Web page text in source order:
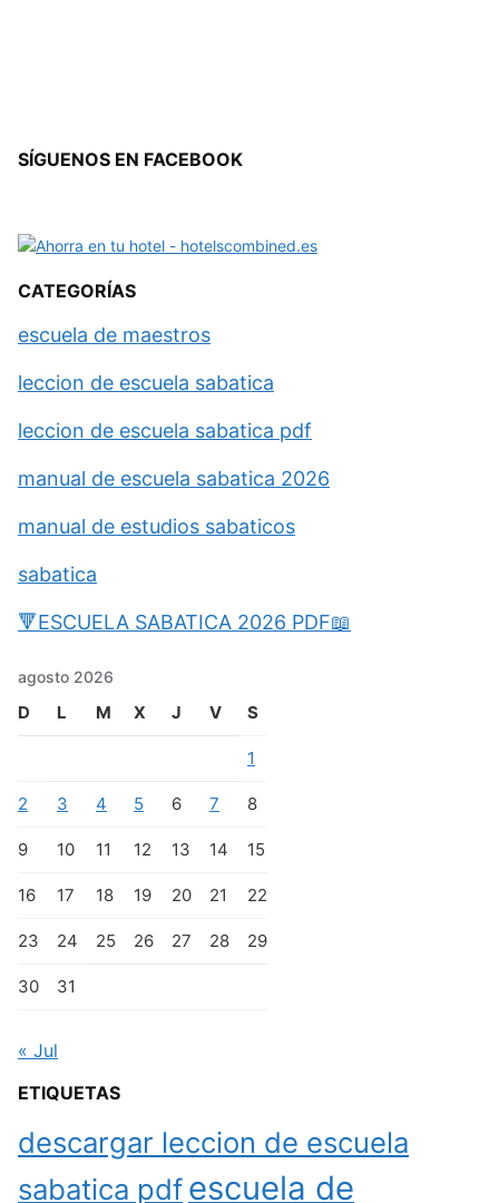
SÍGUENOS EN FACEBOOK
CATEGORÍAS
escuela de maestros
leccion de escuela sabatica
leccion de escuela sabatica pdf
manual de escuela sabatica 2026
manual de estudios sabaticos
sabatica
🔻ESCUELA SABATICA 2026 PDF📖
agosto 2026
D L M X J V S
1
2 3 4 5 6 7 8
9 10 11 12 13 14 15
16 17 18 19 20 21 22
23 24 25 26 27 28 29
30 31
« Jul
ETIQUETAS
descargar leccion de escuela
sabatica pdfescuela de